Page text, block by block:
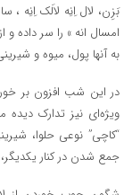
بَزِن، لال اِنِه لالَک اِنِه ،
امسال انه » را سر داده
به آنها پول، میوه و
در این شب افزون بر
ویژه‌ای نیز تدارک
“کاچی” نوعی حلوا،
جمع شدن در کنار